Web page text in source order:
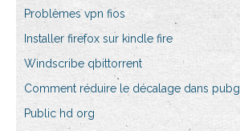
Problèmes vpn fios
Installer firefox sur kindle fire
Windscribe qbittorrent
Comment réduire le décalage dans pubg
Public hd org